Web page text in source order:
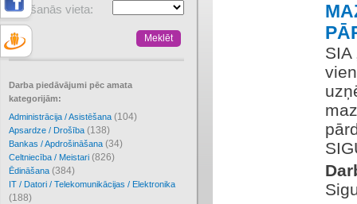
Atrašanās vieta:
Darba piedāvājumi pēc amata
kategorijām:
Administrācija / Asistēšana (104)
Apsardze / Drošība (138)
Bankas / Apdrošināšana (34)
Celtniecība / Meistari (826)
Ēdināšana (384)
IT / Datori / Telekomunikācijas / Elektronika
(188)
SIA